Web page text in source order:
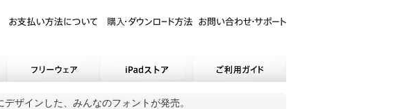
ザインした、みんなのフォントが発売。